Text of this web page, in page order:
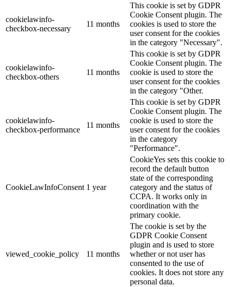
cookielawinfo-
checkbox-necessary
11 months
This cookie is set by GDPR
Cookie Consent plugin. The
cookies is used to store the
user consent for the cookies
in the category "Necessary".
cookielawinfo-
checkbox-others
11 months
This cookie is set by GDPR
Cookie Consent plugin. The
cookie is used to store the
user consent for the cookies
in the category "Other.
cookielawinfo-
checkbox-performance
11 months
This cookie is set by GDPR
Cookie Consent plugin. The
cookie is used to store the
user consent for the cookies
in the category
"Performance".
CookieLawInfoConsent 1 year
CookieYes sets this cookie to
record the default button
state of the corresponding
category and the status of
CCPA. It works only in
coordination with the
primary cookie.
viewed_cookie_policy 11 months
The cookie is set by the
GDPR Cookie Consent
plugin and is used to store
whether or not user has
consented to the use of
cookies. It does not store any
personal data.